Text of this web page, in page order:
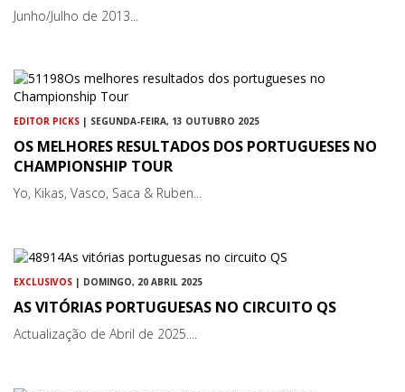
Junho/Julho de 2013...
EDITOR PICKS | SEGUNDA-FEIRA, 13 OUTUBRO 2025
OS MELHORES RESULTADOS DOS PORTUGUESES NO
CHAMPIONSHIP TOUR
Yo, Kikas, Vasco, Saca & Ruben...
EXCLUSIVOS | DOMINGO, 20 ABRIL 2025
AS VITÓRIAS PORTUGUESAS NO CIRCUITO QS
Actualização de Abril de 2025....